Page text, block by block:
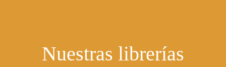
Nuestras librerías